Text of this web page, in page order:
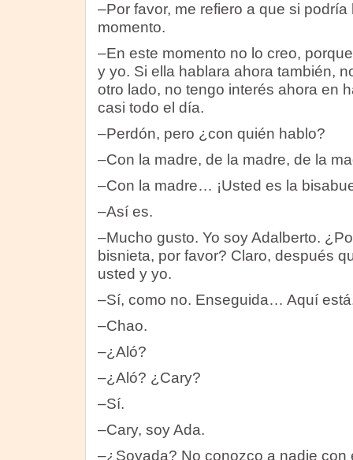
–Por favor, me refiero a que si
momento.
–En este momento no lo creo,
y yo. Si ella hablara ahora también,
otro lado, no tengo interés ahora en
casi todo el día.
–Perdón, pero ¿con quién hablo?
–Con la madre, de la madre, de la
–Con la madre… ¡Usted es la
–Así es.
–Mucho gusto. Yo soy Adalberto.
bisnieta, por favor? Claro, después
usted y yo.
–Sí, como no. Enseguida… Aquí
–Chao.
–¿Aló?
–¿Aló? ¿Cary?
–Sí.
–Cary, soy Ada.
–¿Soyada? No conozco a nadie con